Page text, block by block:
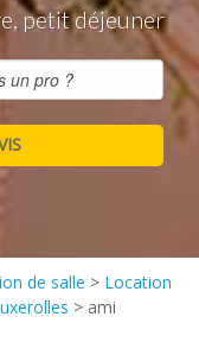
petit déjeuner
de salle > Location
> ami